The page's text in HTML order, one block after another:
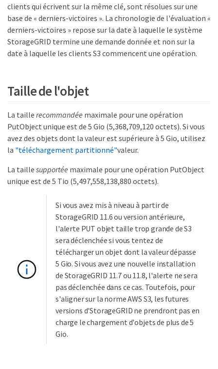
clients qui écrivent sur la même clé, sont résolues sur une
base de « derniers-victoires ». La chronologie de l'évaluation «
derniers-victoires » repose sur la date à laquelle le système
StorageGRID termine une demande donnée et non sur la
date à laquelle les clients S3 commencent une opération.
Taille de l'objet
La taille recommandée maximale pour une opération
PutObject unique est de 5 Gio (5,368,709,120 octets). Si vous
avez des objets dont la valeur est supérieure à 5 Gio, utilisez
la "téléchargement partitionné"valeur.
La taille supportée maximale pour une opération PutObject
unique est de 5 Tio (5,497,558,138,880 octets).
Si vous avez mis à niveau à partir de
StorageGRID 11.6 ou version antérieure,
l'alerte PUT objet taille trop grande de S3
sera déclenchée si vous tentez de
télécharger un objet dont la valeur dépasse
5 Gio. Si vous avez une nouvelle installation
de StorageGRID 11.7 ou 11.8, l'alerte ne sera
pas déclenchée dans ce cas. Toutefois, pour
s'aligner sur la norme AWS S3, les futures
versions d'StorageGRID ne prendront pas en
charge le chargement d'objets de plus de 5
Gio.